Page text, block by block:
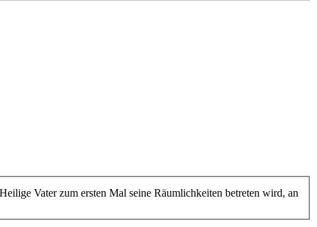
Vater zum ersten Mal seine Räumlichkeiten betreten wird, an